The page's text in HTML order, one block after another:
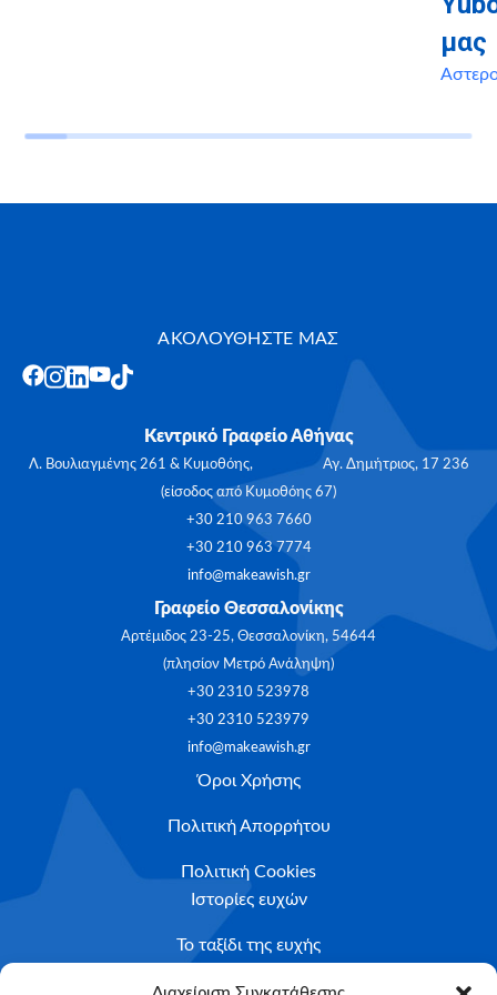
μας
ΑΚΟΛΟΥΘΗΣΤΕ ΜΑΣ
Κεντρικό Γραφείο Αθήνας
Λ. Βουλιαγμένης 261 & Κυμοθόης, Αγ. Δημήτριος, 17 236
(είσοδος από Κυμοθόης 67)
+30 210 963 7660
+30 210 963 7774
info@makeawish.gr
Γραφείο Θεσσαλονίκης
Αρτέμιδος 23-25, Θεσσαλονίκη, 54644
(πλησίον Μετρό Ανάληψη)
+30 2310 523978
+30 2310 523979
info@makeawish.gr
Όροι Χρήσης
Πολιτική Απορρήτου
Πολιτική Cookies
Ιστορίες ευχών
Το ταξίδι της ευχής
Κριτήρια Καταλληλότητας